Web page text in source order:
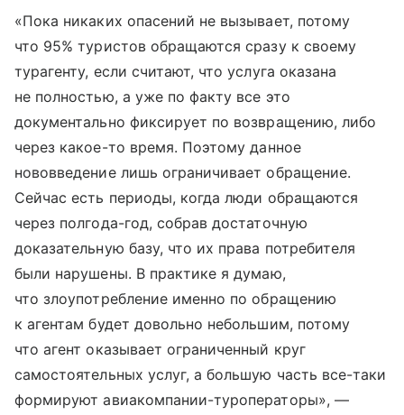
«Пока никаких опасений не вызывает, потому
что 95% туристов обращаются сразу к своему
турагенту, если считают, что услуга оказана
не полностью, а уже по факту все это
документально фиксирует по возвращению, либо
через какое-то время. Поэтому данное
нововведение лишь ограничивает обращение.
Сейчас есть периоды, когда люди обращаются
через полгода-год, собрав достаточную
доказательную базу, что их права потребителя
были нарушены. В практике я думаю,
что злоупотребление именно по обращению
к агентам будет довольно небольшим, потому
что агент оказывает ограниченный круг
самостоятельных услуг, а большую часть все-таки
формируют авиакомпании-туроператоры», —